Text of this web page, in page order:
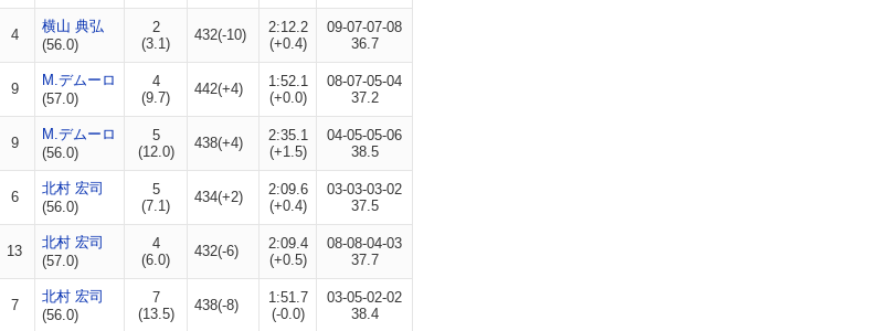
4
横山 典弘
(56.0)
2
(3.1)
432(-10)
2:12.2
(+0.4)
09-07-07-08
36.7
9
M.デムーロ
(57.0)
4
(9.7)
442(+4)
1:52.1
(+0.0)
08-07-05-04
37.2
9
M.デムーロ
(56.0)
5
(12.0)
438(+4)
2:35.1
(+1.5)
04-05-05-06
38.5
6
北村 宏司
(56.0)
5
(7.1)
434(+2)
2:09.6
(+0.4)
03-03-03-02
37.5
13
北村 宏司
(57.0)
4
(6.0)
432(-6)
2:09.4
(+0.5)
08-08-04-03
37.7
7
北村 宏司
(56.0)
7
(13.5)
438(-8)
1:51.7
(-0.0)
03-05-02-02
38.4